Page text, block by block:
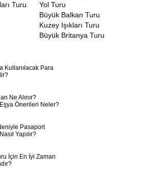
Turu
Yol Turu
Büyük Balkan Turu
Kuzey Işıkları Turu
Büyük Britanya Turu
Kullanılacak Para
Ne Alınır?
Önerileri Neler?
Pasaport
Yapılır?
İçin En İyi Zaman